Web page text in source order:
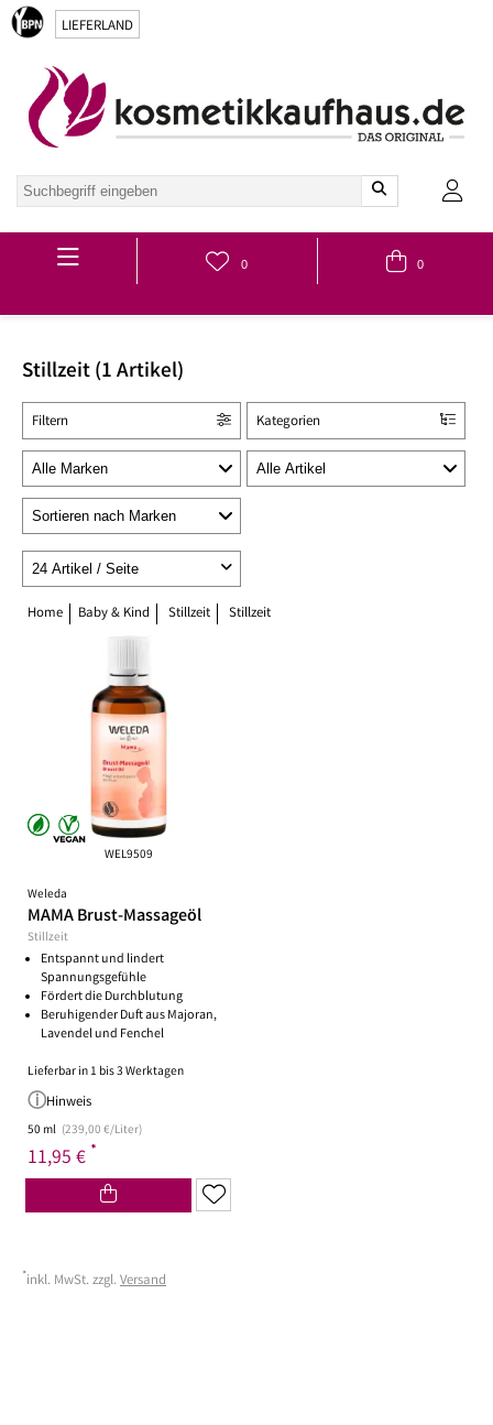
LIEFERLAND
Hauptmenü
0 0
Stillzeit (1 Artikel)
Kategorien
Filtern
Home Baby & Kind Stillzeit Stillzeit
WEL9509
Weleda
MAMA Brust-Massageöl
Stillzeit
Entspannt und lindert
Spannungsgefühle
Fördert die Durchblutung
Beruhigender Duft aus Majoran,
Lavendel und Fenchel
Lieferbar in 1 bis 3 Werktagen
Hinweis
50 ml (239,00 €/Liter)
11,95 € *
*inkl. MwSt. zzgl. Versand